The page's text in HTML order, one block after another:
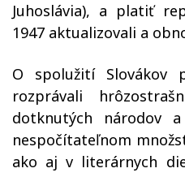
Juhoslávia), a platiť
1947 aktualizovali a
O spolužití Slovákov
rozprávali
dotknutých národov
nespočítateľnom
ako aj v literárnych